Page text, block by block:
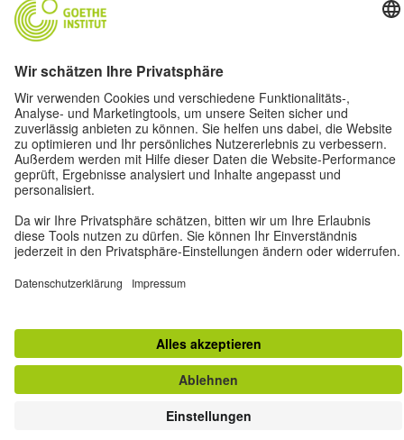
© Goethe-Institut 2026
Impressum Datenschutz